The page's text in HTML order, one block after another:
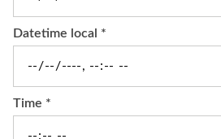
Datetime local *
Time *